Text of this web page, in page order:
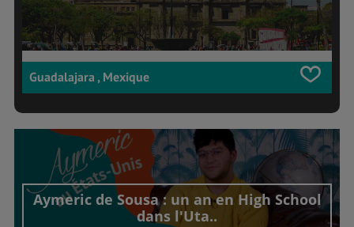
Guadalajara , Mexique
Aymeric de Sousa : un an en High School
dans l'Uta..